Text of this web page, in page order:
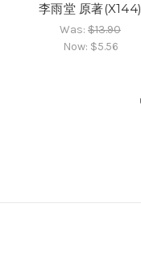
李雨堂 原著(X144)
Was: $13.90
Now: $5.56